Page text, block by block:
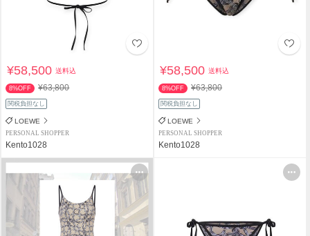
¥58,500送料込
8%OFF ¥63,800
関税負担なし
LOEWE
PERSONAL SHOPPER
Kento1028
¥58,500送料込
8%OFF ¥63,800
関税負担なし
LOEWE
PERSONAL SHOPPER
Kento1028